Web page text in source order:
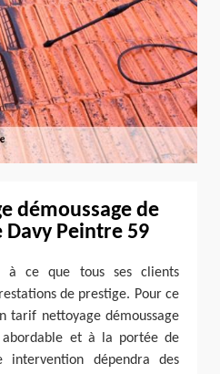
démoussage de
Peintre 59
à ce que tous ses clients
de prestige. Pour ce
tarif nettoyage démoussage
abordable et à la portée de
dépendra des